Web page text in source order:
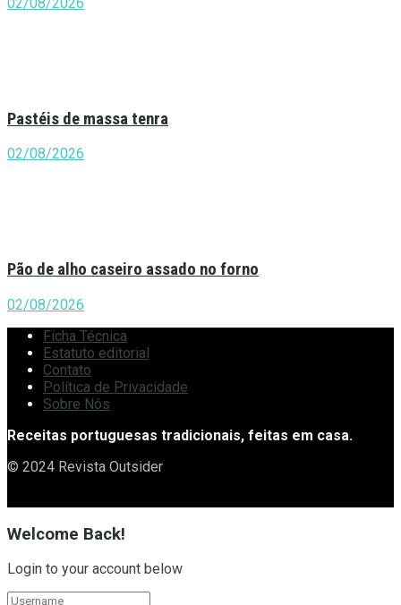
Pastéis de massa tenra
02/08/2026
Pão de alho caseiro assado no forno
02/08/2026
Ficha Técnica
Estatuto editorial
Contato
Política de Privacidade
Sobre Nós
Receitas portuguesas tradicionais, feitas em casa.
© 2024 Revista Outsider
Welcome Back!
Login to your account below